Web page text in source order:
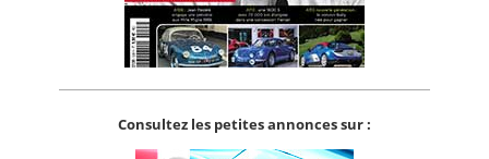
Consultez les petites annonces sur :